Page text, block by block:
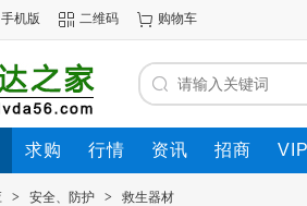
手机版 二维码 购物车
求购 行情 资讯 招商
> 安全、防护 > 救生器材